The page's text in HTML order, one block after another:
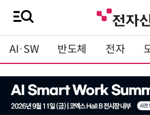
AI·SW 반도체 전자